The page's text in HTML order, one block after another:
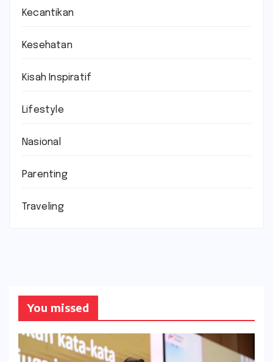
Kecantikan
Kesehatan
Kisah Inspiratif
Lifestyle
Nasional
Parenting
Traveling
You missed